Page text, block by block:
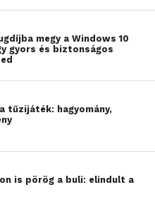
megy a Windows 10
gyors és biztonságos
tűzijáték: hagyomány,
is pörög a buli: elindult a